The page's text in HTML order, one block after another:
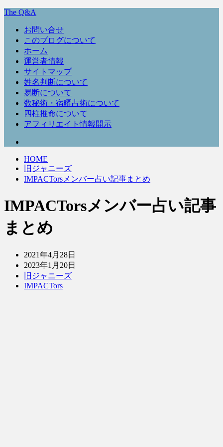
The Q&A
お問い合せ
このブログについて
ホーム
運営者情報
サイトマップ
姓名判断について
易断について
数秘術・宿曜占術について
四柱推命について
アフィリエイト情報開示
HOME
旧ジャニーズ
IMPACTorsメンバー占い記事まとめ
IMPACTorsメンバー占い記事
まとめ
2021年4月28日
2023年1月20日
旧ジャニーズ
IMPACTors